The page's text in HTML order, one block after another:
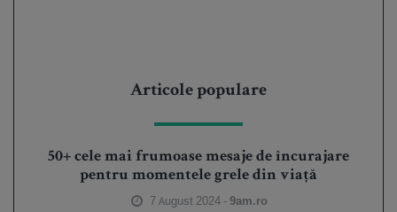
Articole populare
50+ cele mai frumoase mesaje de încurajare
pentru momentele grele din viață
7 August 2024 -9am.ro